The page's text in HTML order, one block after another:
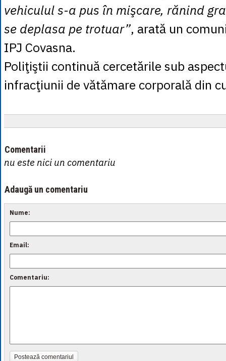
vehiculul s-a pus în mişcare, rănind
se deplasa pe trotuar”, arată un
IPJ Covasna.
Poliţiştii continuă cercetările sub
infracţiunii de vătămare corporală din
Comentarii
nu este nici un comentariu
Adaugă un comentariu
Nume:
Email:
Comentariu:
Postează comentariul